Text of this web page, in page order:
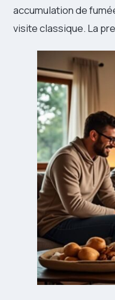
accumulation de
visite classique. La